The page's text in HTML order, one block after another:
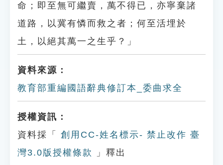
命；即至無可繼賣，萬不得已，亦寧棄諸
道路，以冀有憐而救之者；何至活埋於
土，以絕其萬一之生乎？」
資料來源：
教育部重編國語辭典修訂本_委曲求全
授權資訊：
資料採「
創用CC-姓名標示- 禁止改作 臺
灣3.0版授權條款
」釋出